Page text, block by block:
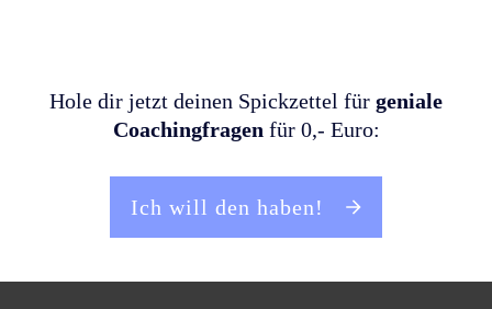
Hole dir jetzt deinen Spickzettel für geniale
Coachingfragen für 0,- Euro:
Ich will den haben!